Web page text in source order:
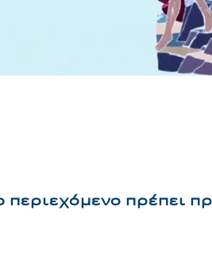
περιεχόμενο πρέπει